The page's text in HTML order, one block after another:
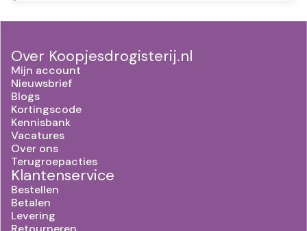
Over Koopjesdrogisterij.nl
Mijn account
Nieuwsbrief
Blogs
Kortingscode
Kennisbank
Vacatures
Over ons
Terugroepacties
Klantenservice
Bestellen
Betalen
Levering